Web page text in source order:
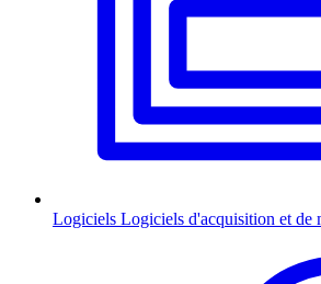
Logiciels Logiciels d'acquisition et de